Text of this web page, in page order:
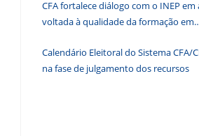
CFA fortalece diálogo com o INEP em
voltada à qualidade da formação em
Calendário Eleitoral do Sistema CFA/
na fase de julgamento dos recursos